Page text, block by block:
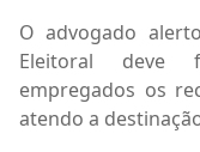
O advogado
Eleitoral deve
empregados os
atendo a